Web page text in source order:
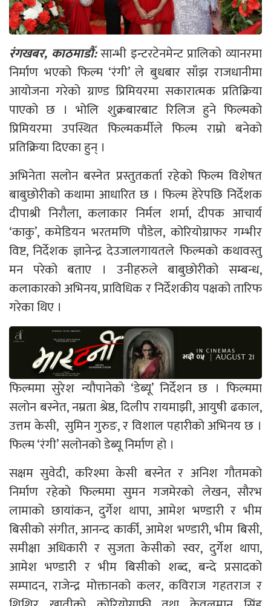
रंगखबर, काठमाडौँ:सान्भी इन्टरटेनमेन्ट प्रालिको व्यानरमा
निर्माण भएको फिल्म ‘रंगी’ ले बुधबार साँझ राजधानीमा
आयोजना गरेको ग्राण्ड प्रिमियरमा सकारात्मक प्रतिक्रिया
पाएको छ । भोलि शुक्रबारबाट रिलिज हुने फिल्मको
प्रिमियरमा उपस्थित फिल्मकर्मीले फिल्म राम्रो बनेको
प्रतिक्रिया दिएका हुन् ।
अभिनेता सलोन बस्नेत प्रस्तुतकर्ता रहेको फिल्म विशेषत
बाबुछोरीको कथामा आधारित छ । फिल्म हेरेपछि निर्देशक
दीपाश्री निरौला, कलाकार निर्मल शर्मा, दीपक आचार्य
‘काकु’, कमेडियन भरतमणि पौडेल, कोरियोग्राफर गम्भीर
विष्ट, निर्देशक ज्ञानेन्द्र देउजालगायतले फिल्मको कथावस्तु
मन परेको बताए । उनीहरुले बाबुछोरीको सम्बन्ध,
कलाकारको अभिनय, प्राविधिक र निर्देशकीय पक्षको तारिफ
गरेका थिए ।
फिल्ममा सुरेश न्यौपानेको ‘डेब्यू’ निर्देशन छ । फिल्ममा
सलोन बस्नेत, नम्रता श्रेष्ठ, दिलीप रायमाझी, आयुषी ढकाल,
उत्तम केसी, सुमिन गुरुङ, र विशाल पहारीको अभिनय छ ।
फिल्म ‘रंगी’ सलोनको डेब्यू निर्माण हो ।
सक्षम सुवेदी, करिश्मा केसी बस्नेत र अनिश गौतमको
निर्माण रहेको फिल्ममा सुमन गजमेरको लेखन, सौरभ
लामाको छायांकन, दुर्गेश थापा, आमेश भण्डारी र भीम
बिसीको संगीत, आनन्द कार्की, आमेश भण्डारी, भीम बिसी,
समीक्षा अधिकारी र सुजता केसीको स्वर, दुर्गेश थापा,
आमेश भण्डारी र भीम बिसीको शब्द, बन्दे प्रसादको
सम्पादन, राजेन्द्र मोक्तानको कलर, कविराज गहतराज र